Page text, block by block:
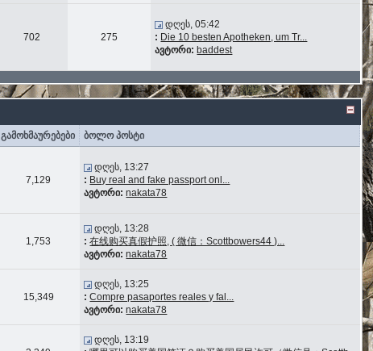
702 275
დღეს, 05:42
: Die 10 besten Apotheken, um Tr...
ავტორი: baddest
გამოხმაურებები
ბოლო პოსტი
7,129
დღეს, 13:27
: Buy real and fake passport onl...
ავტორი: nakata78
1,753
დღეს, 13:28
: 在线购买真假护照, ( 微信：Scottbowers44 )...
ავტორი: nakata78
15,349
დღეს, 13:25
: Compre pasaportes reales y fal...
ავტორი: nakata78
დღეს, 13:19